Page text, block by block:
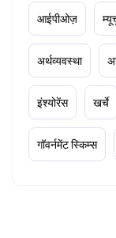
आईपीओज़
अर्थव्यवस्था
इंश्योरेंस खर्चे
गॉवर्नमेंट स्किम्स